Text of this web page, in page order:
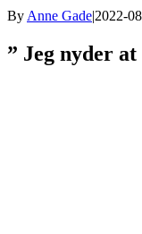
ByAnne Gade|2022-
” Jeg nyder